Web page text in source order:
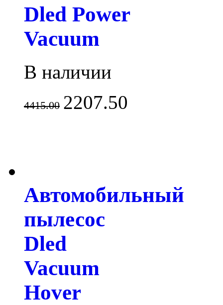
Dled Power
Vacuum
В наличии
4415.00 2207.50
Автомобильный
пылесос
Dled
Vacuum
Hover